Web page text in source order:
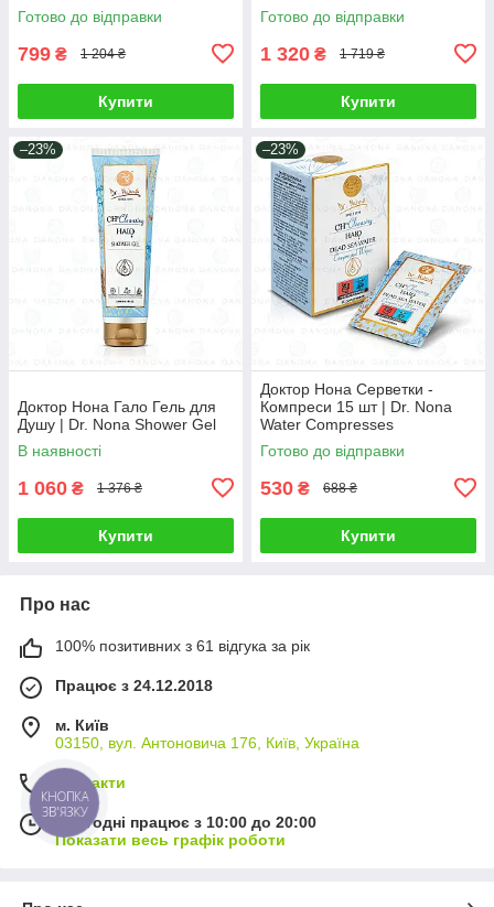
Готово до відправки
799 ₴ 1 204 ₴
Купити
Готово до відправки
1 320 ₴ 1 719 ₴
Купити
–23%
Доктор Нона Гало Гель для
Душу | Dr. Nona Shower Gel
В наявності
1 060 ₴ 1 376 ₴
Купити
–23%
Доктор Нона Серветки -
Компреси 15 шт | Dr. Nona
Water Compresses
Готово до відправки
530 ₴ 688 ₴
Купити
Про нас
100% позитивних з 61 відгука за рік
Працює з 24.12.2018
м. Київ
03150, вул. Антоновича 176, Київ, Україна
Контакти
Сьогодні працює з 10:00 до 20:00
Показати весь графік роботи
КНОПКА
ЗВ'ЯЗКУ